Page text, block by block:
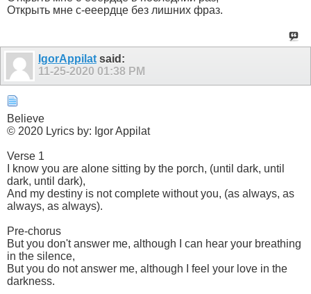
Открыть мне с-ееердце без лишних фраз.
IgorAppilat said:
11-25-2020 01:38 PM
Believe
© 2020 Lyrics by: Igor Appilat
Verse 1
I know you are alone sitting by the porch, (until dark, until
dark, until dark),
And my destiny is not complete without you, (as always, as
always, as always).
Pre-chorus
But you don't answer me, although I can hear your breathing
in the silence,
But you do not answer me, although I feel your love in the
darkness.